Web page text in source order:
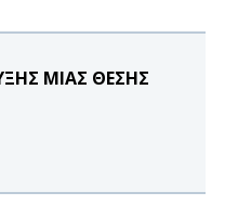
ΜΙΑΣ ΘΕΣΗΣ